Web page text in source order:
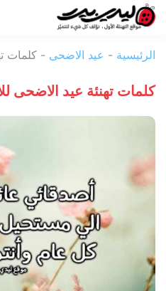
بيرد
الرئيسية - عيد الاضحى - كلمات
كلمات تهنئة عيد الاضحى